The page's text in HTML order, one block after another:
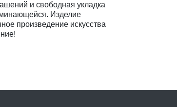
и свободная укладка
Изделие
произведение искусства